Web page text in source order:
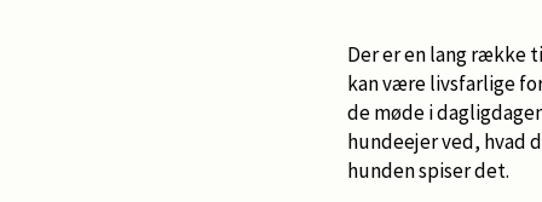
Der er en lang række
kan være livsfarlige
de møde i
hundeejer ved, hvad
hunden spiser det.